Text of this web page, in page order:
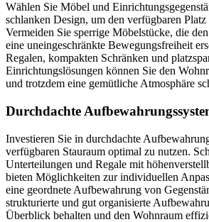
Wählen Sie Möbel und
schlanken Design, um den verfügbaren
Vermeiden Sie sperrige Möbelstücke, die
eine uneingeschränkte Bewegungsfreiheit
Regalen, kompakten Schränken und
Einrichtungslösungen können Sie den
und trotzdem eine gemütliche Atmosphäre
Durchdachte
Investieren Sie in durchdachte
verfügbaren Stauraum optimal zu nutzen.
Unterteilungen und Regale mit
bieten Möglichkeiten zur individuellen
eine geordnete Aufbewahrung von
strukturierte und gut organisierte
Überblick behalten und den Wohnraum